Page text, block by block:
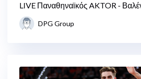
LIVE Παναθηναϊκός AKTOR -
DPG Group